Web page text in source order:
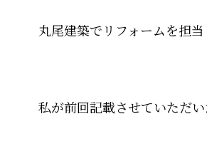
丸尾建築でリフォームを担当
私が前回記載させていただ